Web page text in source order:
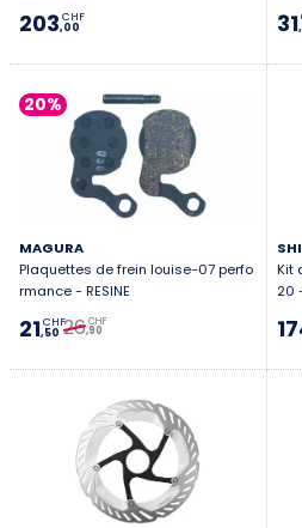
203,00
CHF 31
20%
MAGURA
Plaquettes de frein louise-07 perfo
rmance - RESINE
21,50
CHF26,90
CHF
Kit
20